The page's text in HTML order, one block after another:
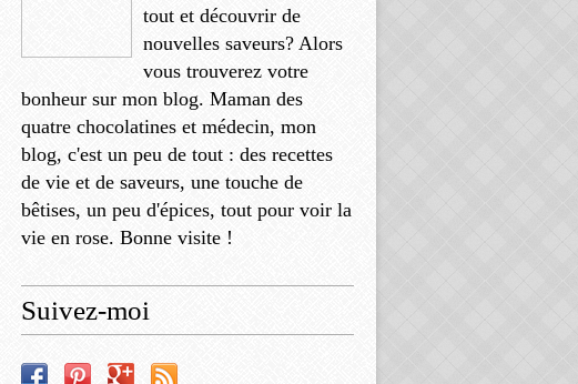
tout et découvrir de
nouvelles saveurs? Alors
vous trouverez votre
bonheur sur mon blog. Maman des
quatre chocolatines et médecin, mon
blog, c'est un peu de tout : des recettes
de vie et de saveurs, une touche de
bêtises, un peu d'épices, tout pour voir la
vie en rose. Bonne visite !
Suivez-moi